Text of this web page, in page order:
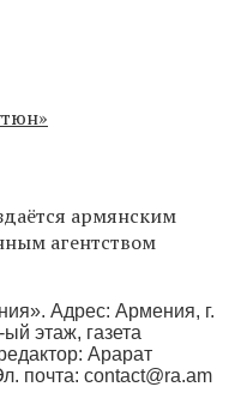
армянским
агентством
Адрес: Армения, г.
этаж, газета
Арарат
почта: contact@ra.am